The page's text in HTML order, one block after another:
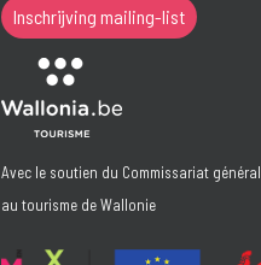
Inschrijving mailing-list
Avec le soutien du Commissariat général
au tourisme de Wallonie